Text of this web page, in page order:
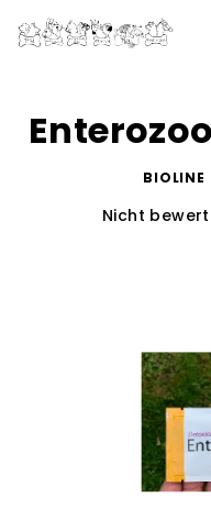
Inhalt
springen
BIOLINE
Die
Sternen.
Nicht